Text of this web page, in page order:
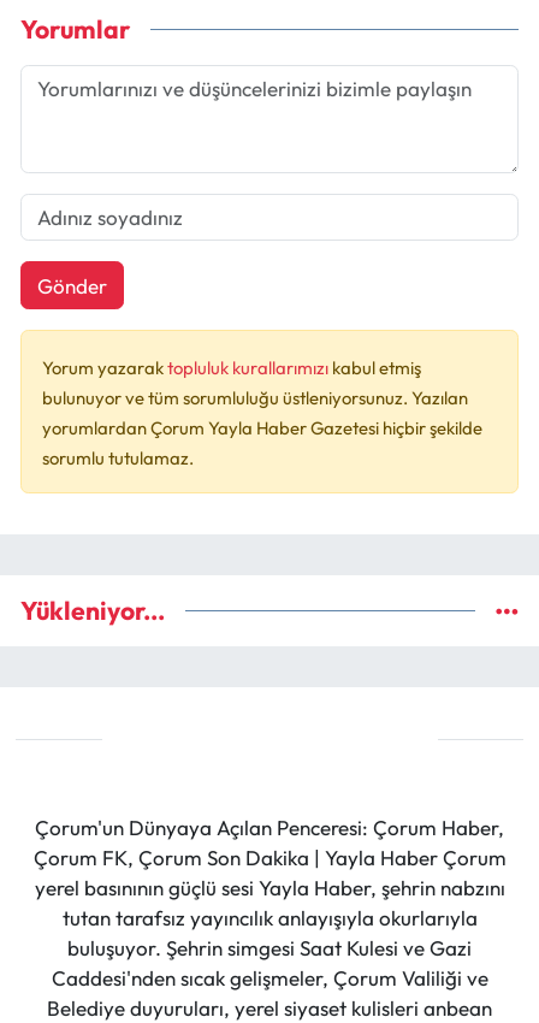
Yorumlar
Gönder
Yorum yazaraktopluluk kurallarımızı kabul etmiş
bulunuyor ve tüm sorumluluğu üstleniyorsunuz. Yazılan
yorumlardan Çorum Yayla Haber Gazetesi hiçbir şekilde
sorumlu tutulamaz.
Yükleniyor...
Çorum'un Dünyaya Açılan Penceresi: Çorum Haber,
Çorum FK, Çorum Son Dakika | Yayla Haber Çorum
yerel basınının güçlü sesi Yayla Haber, şehrin nabzını
tutan tarafsız yayıncılık anlayışıyla okurlarıyla
buluşuyor. Şehrin simgesi Saat Kulesi ve Gazi
Caddesi'nden sıcak gelişmeler, Çorum Valiliği ve
Belediye duyuruları, yerel siyaset kulisleri anbean